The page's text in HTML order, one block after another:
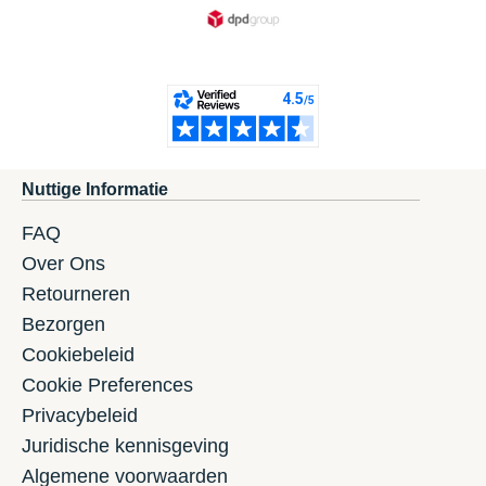
Nuttige Informatie
FAQ
Over Ons
Retourneren
Bezorgen
Cookiebeleid
Cookie Preferences
Privacybeleid
Juridische kennisgeving
Algemene voorwaarden